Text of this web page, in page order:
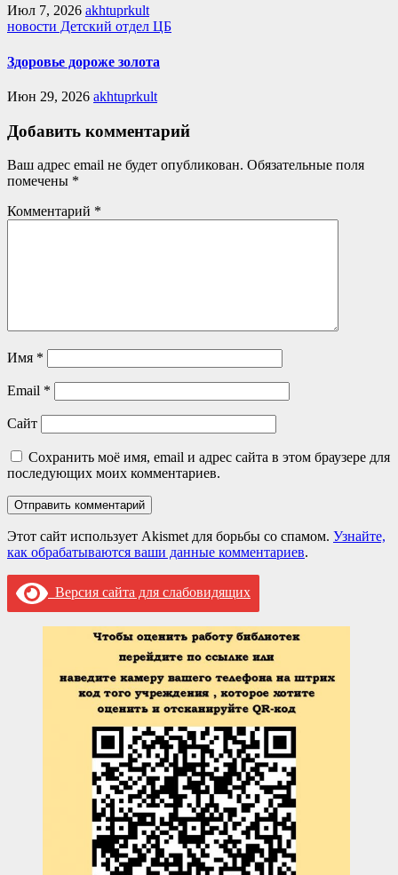
Июл 7, 2026 akhtuprkult
новости Детский отдел ЦБ
Здоровье дороже золота
Июн 29, 2026 akhtuprkult
Добавить комментарий
Ваш адрес email не будет опубликован. Обязательные поля
помечены *
Комментарий *
Имя *
Email *
Сайт
Сохранить моё имя, email и адрес сайта в этом браузере для
последующих моих комментариев.
Этот сайт использует Akismet для борьбы со спамом. Узнайте,
как обрабатываются ваши данные комментариев.
Версия сайта для слабовидящих